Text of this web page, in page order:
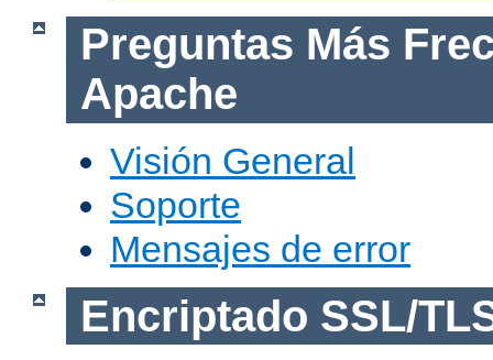
Preguntas Más
Apache
Visión General
Soporte
Mensajes de error
Encriptado SSL/